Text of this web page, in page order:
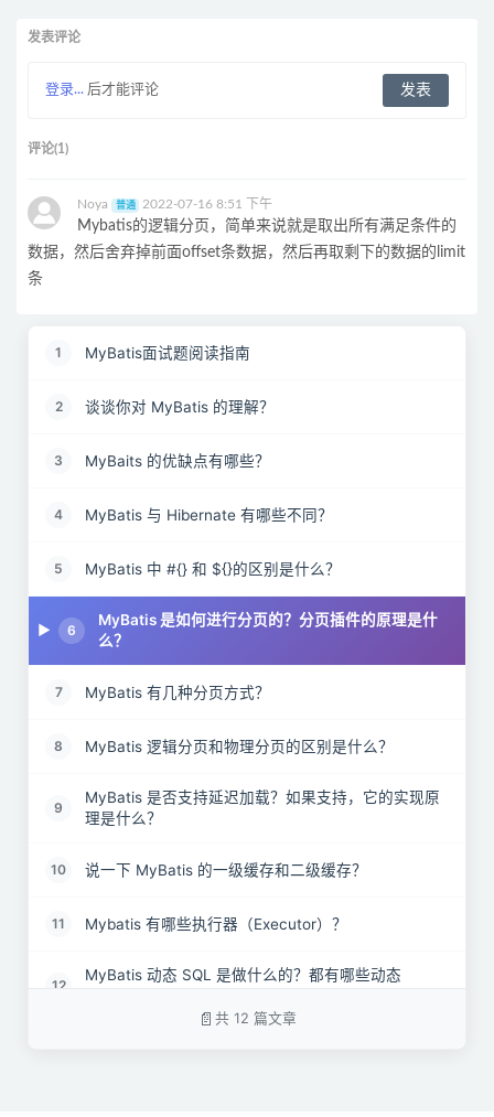
发表评论
登录... 后才能评论
评论(1)
Noya 普通 2022-07-16 8:51 下午
Mybatis的逻辑分页，简单来说就是取出所有满足条件的
数据，然后舍弃掉前面offset条数据，然后再取剩下的数据的limit
条
1 MyBatis面试题阅读指南
2 谈谈你对 MyBatis 的理解？
3 MyBaits 的优缺点有哪些？
4 MyBatis 与 Hibernate 有哪些不同？
5 MyBatis 中 #{} 和 ${}的区别是什么？
6
MyBatis 是如何进行分页的？分页插件的原理是什
么？
7 MyBatis 有几种分页方式？
8 MyBatis 逻辑分页和物理分页的区别是什么？
9
MyBatis 是否支持延迟加载？如果支持，它的实现原
理是什么？
10 说一下 MyBatis 的一级缓存和二级缓存？
11 Mybatis 有哪些执行器（Executor）？
12
MyBatis 动态 SQL 是做什么的？都有哪些动态
共 12 篇文章